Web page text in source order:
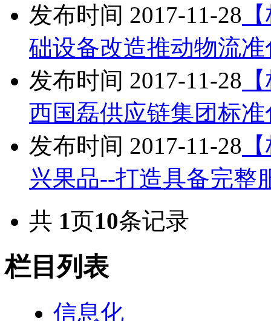
发布时间 2017-11-28
础设备改造推动物流
发布时间 2017-11-28
西国磊供应链集团标
发布时间 2017-11-28
兴果品--打造具备完整
共 1页10条记录
栏目列表
信息化